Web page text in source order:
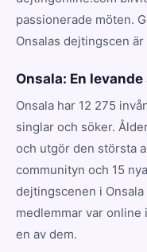
passionerade möten.
Onsalas dejtingscen
Onsala: En
Onsala har 12 275
singlar och söker.
och utgör den största
communityn och 15
dejtingscenen i
medlemmar var
en av dem.